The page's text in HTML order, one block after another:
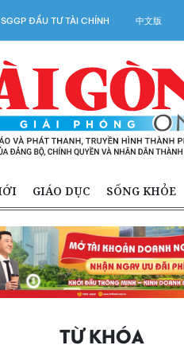
SGGP ĐẦU TƯ TÀI CHÍNH 中文版
GIÁO DỤC SỐNG KHỎE
TỪ KHÓA